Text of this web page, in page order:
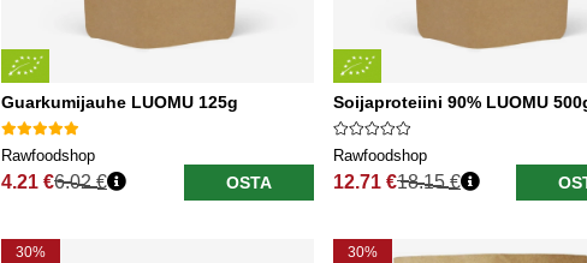
Guarkumijauhe LUOMU 125g
Rawfoodshop
4.21 €
Normaali hinta
6.02 € OSTA
Soijaproteiini 90% LUOMU
Rawfoodshop
12.71 €
Normaali hinta
18.15 €
30% 30%